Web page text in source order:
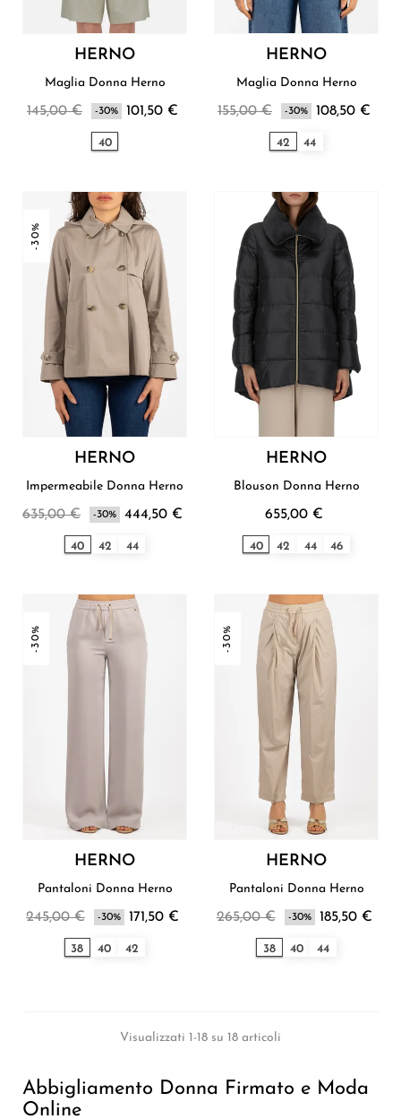
HERNO
Maglia Donna Herno
145,00 € -30% 101,50 €
40
HERNO
Maglia Donna Herno
155,00 € -30% 108,50 €
42 44
-30%
HERNO
Impermeabile Donna Herno
635,00 € -30% 444,50 €
40 42 44
HERNO
Blouson Donna Herno
655,00 €
40 42 44 46
-30%
HERNO
Pantaloni Donna Herno
245,00 € -30% 171,50 €
38 40 42
-30%
HERNO
Pantaloni Donna Herno
265,00 € -30% 185,50 €
38 40 44
Visualizzati 1-18 su 18 articoli
Abbigliamento Donna Firmato e Moda
Online